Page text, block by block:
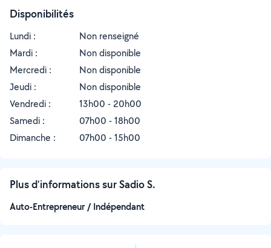
Disponibilités
Lundi :
Non renseigné
Mardi :
Non disponible
Mercredi :
Non disponible
Jeudi :
Non disponible
Vendredi :
13h00 - 20h00
Samedi :
07h00 - 18h00
Dimanche :
07h00 - 15h00
Plus d’informations sur Sadio S.
Auto-Entrepreneur / Indépendant